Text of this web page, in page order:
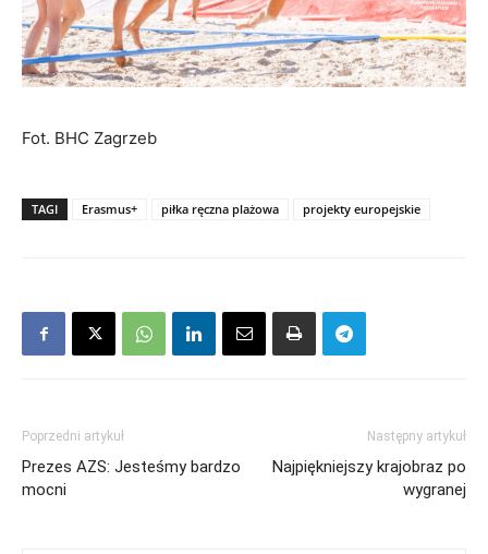
Fot. BHC Zagrzeb
TAGI Erasmus+ piłka ręczna plażowa projekty europejskie
Poprzedni artykuł
Prezes AZS: Jesteśmy bardzo
mocni
Następny artykuł
Najpiękniejszy krajobraz po
wygranej